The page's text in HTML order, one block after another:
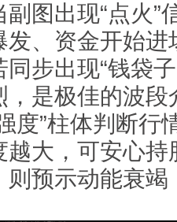
图出现“点火”
发、资金开始
步出现“钱袋
，是极佳的波
度”柱体判断行
越大，可安心
则预示动能衰